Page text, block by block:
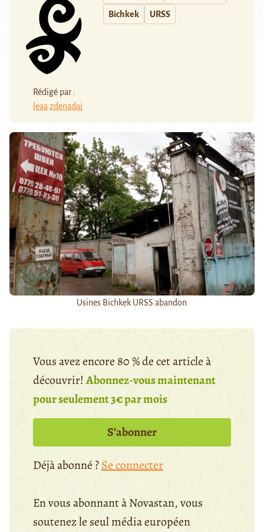
Rédigé par :
leaa zdenadai
Bichkek URSS
Usines Bichkek URSS abandon
Vous avez encore 80 % de cet article à
découvrir!Abonnez-vous maintenant
pour seulement 3€ par mois
S’abonner
Déjà abonné ?Se connecter
En vous abonnant à Novastan, vous
soutenez le seul média européen